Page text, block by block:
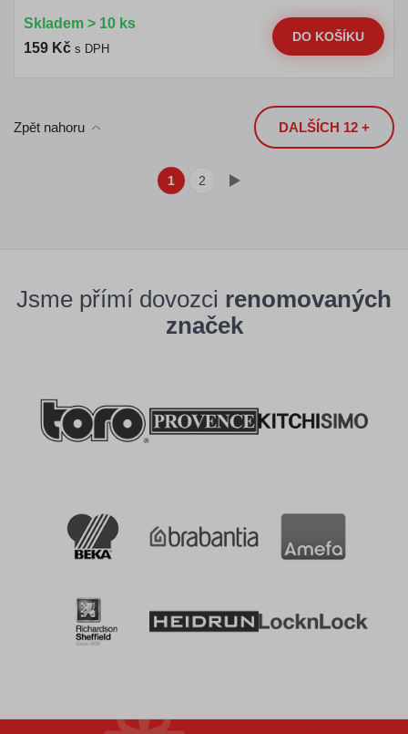
Skladem > 10 ks
159 Kč s DPH
DO KOŠÍKU
Zpět nahoru DALŠÍCH 12 +
1 2
Jsme přímí dovozci renomovaných
značek